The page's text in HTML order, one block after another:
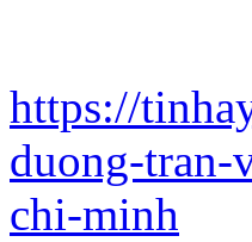
https://
duong-tran-
chi-minh